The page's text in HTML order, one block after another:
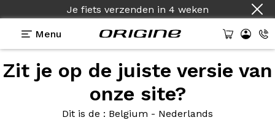
Je fiets verzenden in 4 weken
Menu
Zit je op de juiste versie van
onze site?
Dit is de : Belgium - Nederlands
Getuigenissen>Help Gravel
Gravel